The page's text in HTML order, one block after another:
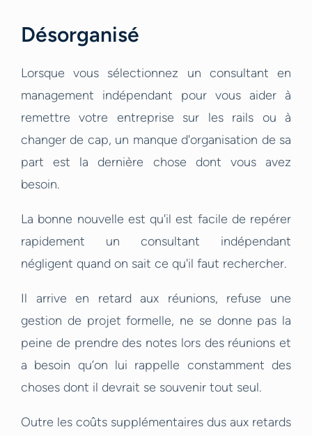
Désorganisé
Lorsque vous sélectionnez un consultant en
management indépendant pour vous aider à
remettre votre entreprise sur les rails ou à
changer de cap, un manque d'organisation de sa
part est la dernière chose dont vous avez
besoin.
La bonne nouvelle est qu'il est facile de repérer
rapidement un consultant indépendant
négligent quand on sait ce qu'il faut rechercher.
Il arrive en retard aux réunions, refuse une
gestion de projet formelle, ne se donne pas la
peine de prendre des notes lors des réunions et
a besoin qu’on lui rappelle constamment des
choses dont il devrait se souvenir tout seul.
Outre les coûts supplémentaires dus aux retards